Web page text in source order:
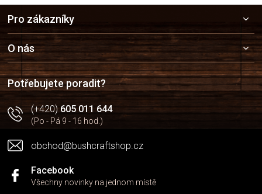
a
t
í
Pro zákazníky
O nás
Potřebujete poradit?
(+420)605 011 644
(Po - Pá 9 - 16 hod.)
obchod@bushcraftshop.cz
Facebook
Všechny novinky na jednom místě